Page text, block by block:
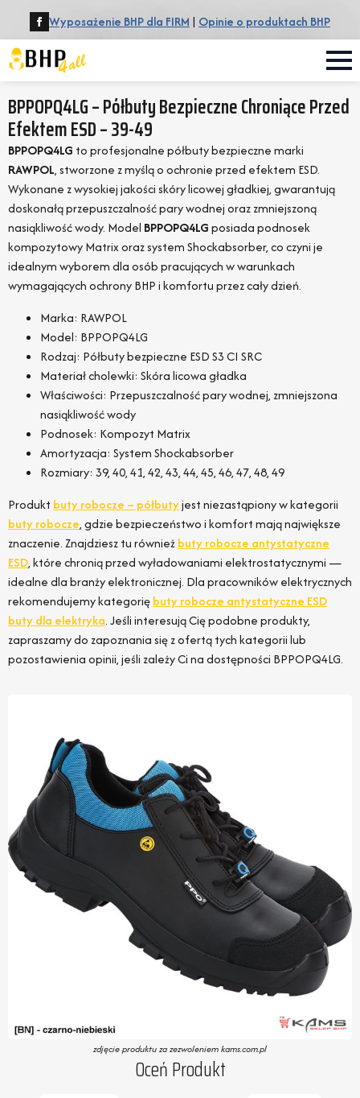
Wyposażenie BHP dla FIRM | Opinie o produktach BHP
BPPOPQ4LG – Półbuty Bezpieczne Chroniące Przed
Efektem ESD – 39-49
BPPOPQ4LG to profesjonalne półbuty bezpieczne marki
RAWPOL, stworzone z myślą o ochronie przed efektem ESD.
Wykonane z wysokiej jakości skóry licowej gładkiej, gwarantują
doskonałą przepuszczalność pary wodnej oraz zmniejszoną
nasiąkliwość wody. Model BPPOPQ4LGposiada podnosek
kompozytowy Matrix oraz system Shockabsorber, co czyni je
idealnym wyborem dla osób pracujących w warunkach
wymagających ochrony BHP i komfortu przez cały dzień.
Marka: RAWPOL
Model: BPPOPQ4LG
Rodzaj: Półbuty bezpieczne ESD S3 CI SRC
Materiał cholewki: Skóra licowa gładka
Właściwości: Przepuszczalność pary wodnej, zmniejszona
nasiąkliwość wody
Podnosek: Kompozyt Matrix
Amortyzacja: System Shockabsorber
Rozmiary: 39, 40, 41, 42, 43, 44, 45, 46, 47, 48, 49
Produkt buty robocze – półbutyjest niezastąpiony w kategorii
buty robocze, gdzie bezpieczeństwo i komfort mają największe
znaczenie. Znajdziesz tu równieżbuty robocze antystatyczne
ESD, które chronią przed wyładowaniami elektrostatycznymi —
idealne dla branży elektronicznej. Dla pracowników elektrycznych
rekomendujemy kategoriębuty robocze antystatyczne ESD
buty dla elektryka. Jeśli interesują Cię podobne produkty,
zapraszamy do zapoznania się z ofertą tych kategorii lub
pozostawienia opinii, jeśli zależy Ci na dostępności BPPOPQ4LG.
zdjęcie produktu za zezwoleniem kams.com.pl
Oceń Produkt